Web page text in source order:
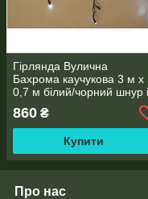
Гірлянда Вулична
Бахрома каучукова 3 м х
0,7 м білий/чорний шнур
860 ₴
Купити
Про нас